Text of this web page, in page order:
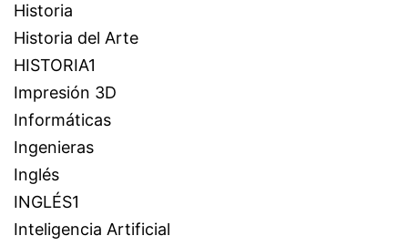
Historia
Historia del Arte
HISTORIA1
Impresión 3D
Informáticas
Ingenieras
Inglés
INGLÉS1
Inteligencia Artificial